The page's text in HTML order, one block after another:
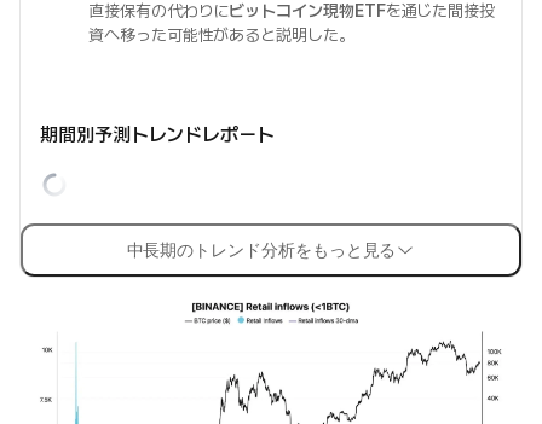
直接保有の代わりにビットコイン現物ETFを通じた間接投
資へ移った可能性があると説明した。
期間別予測トレンドレポート
中長期のトレンド分析をもっと見る